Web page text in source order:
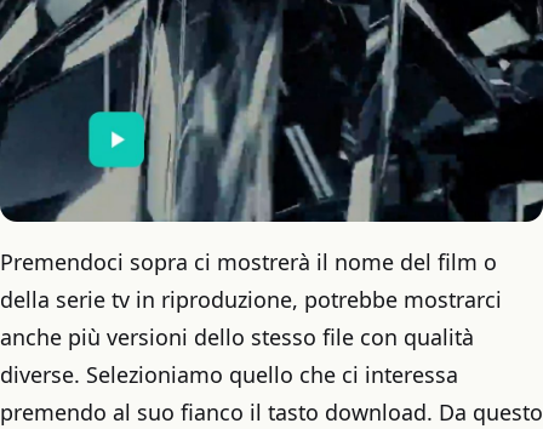
Premendoci sopra ci mostrerà il nome del film o
della serie tv in riproduzione, potrebbe mostrarci
anche più versioni dello stesso file con qualità
diverse. Selezioniamo quello che ci interessa
premendo al suo fianco il tasto download. Da questo